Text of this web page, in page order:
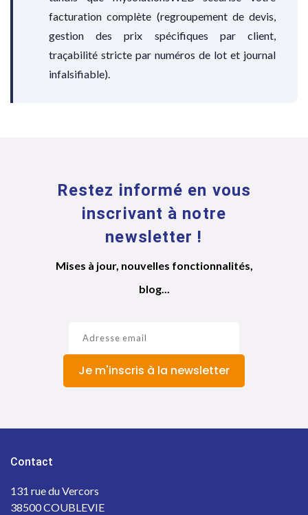
facturation complète (regroupement de devis,
gestion des prix spécifiques par client,
traçabilité stricte par numéros de lot et journal
infalsifiable).
Restez informé en vous
inscrivant à notre
newsletter !
Mises à jour, nouvelles fonctionnalités,
blog...
Je m'inscris à la newsletter
Contact
131 rue du Vercors
38500 COUBLEVIE